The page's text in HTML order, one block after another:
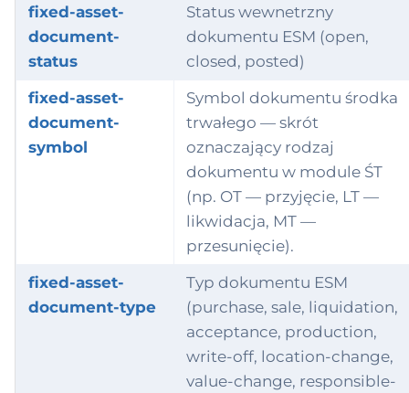
fixed-asset-
document-
status
Status wewnetrzny
dokumentu ESM (open,
closed, posted)
fixed-asset-
document-
symbol
Symbol dokumentu środka
trwałego — skrót
oznaczający rodzaj
dokumentu w module ŚT
(np. OT — przyjęcie, LT —
likwidacja, MT —
przesunięcie).
fixed-asset-
document-type
Typ dokumentu ESM
(purchase, sale, liquidation,
acceptance, production,
write-off, location-change,
value-change, responsible-